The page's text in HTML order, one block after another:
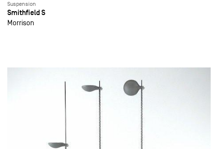
Suspension
Smithfield S
Morrison